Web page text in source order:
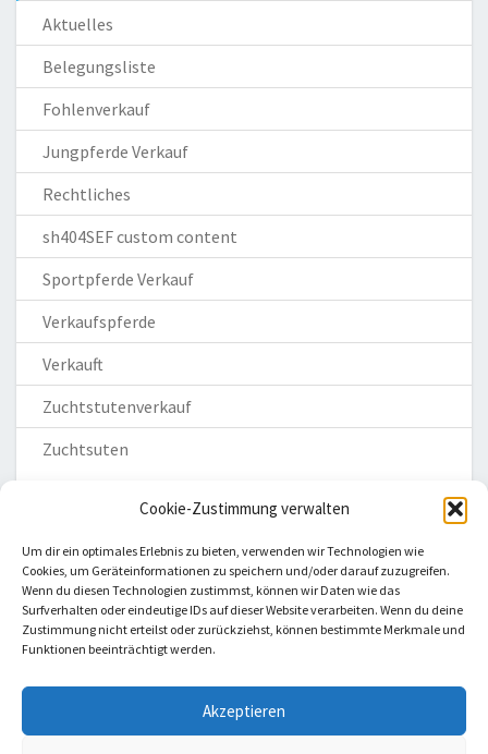
Cookie-Zustimmung verwalten
Um dir ein optimales Erlebnis zu bieten, verwenden wir Technologien wie
Cookies, um Geräteinformationen zu speichern und/oder darauf zuzugreifen.
Wenn du diesen Technologien zustimmst, können wir Daten wie das
Surfverhalten oder eindeutige IDs auf dieser Website verarbeiten. Wenn du deine
Zustimmung nicht erteilst oder zurückziehst, können bestimmte Merkmale und
Funktionen beeinträchtigt werden.
Akzeptieren
Aktuelles
Belegungsliste
Fohlenverkauf
Jungpferde Verkauf
Rechtliches
sh404SEF custom content
Sportpferde Verkauf
Verkaufspferde
Verkauft
Zuchtstutenverkauf
Zuchtsuten
Homepage
Impressum
Cookie-Richtlinie (EU)